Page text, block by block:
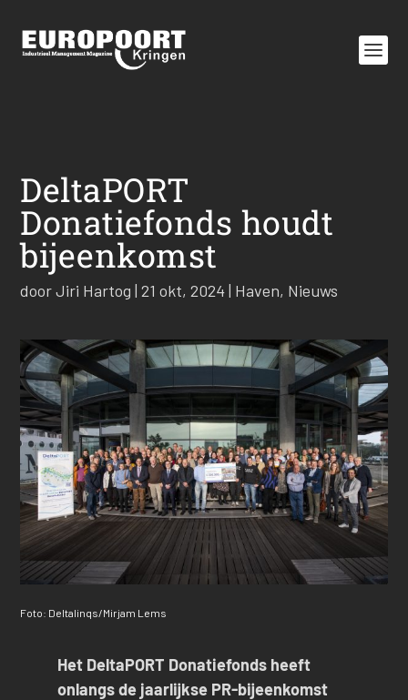
DeltaPORT
Donatiefonds houdt
bijeenkomst
doorJiri Hartog |21 okt, 2024| Haven, Nieuws
Foto: Deltalinqs/Mirjam Lems
Het DeltaPORT Donatiefonds heeft
onlangs de jaarlijkse PR-bijeenkomst